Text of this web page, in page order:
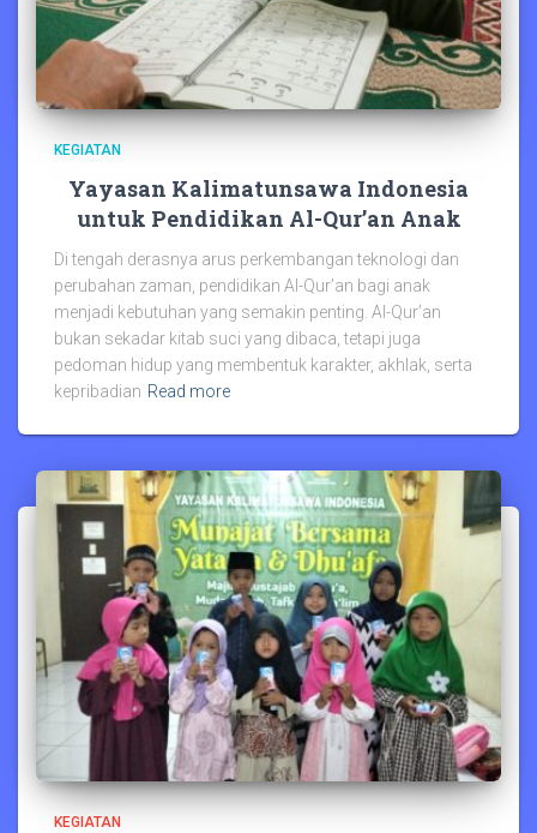
KEGIATAN
Yayasan Kalimatunsawa Indonesia
untuk Pendidikan Al-Qur’an Anak
Di tengah derasnya arus perkembangan teknologi dan
perubahan zaman, pendidikan Al-Qur’an bagi anak
menjadi kebutuhan yang semakin penting. Al-Qur’an
bukan sekadar kitab suci yang dibaca, tetapi juga
pedoman hidup yang membentuk karakter, akhlak, serta
kepribadian Read more
KEGIATAN